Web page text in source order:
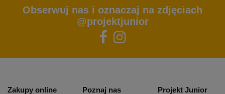
Obserwuj nas i oznaczaj na zdjęciach
@projektjunior
Zakupy online Poznaj nas Projekt Junior